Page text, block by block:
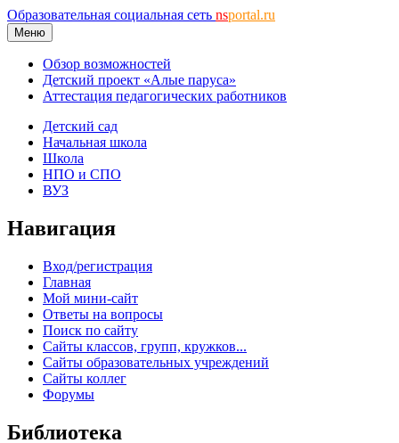
Образовательная социальная сеть nsportal.ru
Меню
Обзор возможностей
Детский проект «Алые паруса»
Аттестация педагогических работников
Детский сад
Начальная школа
Школа
НПО и СПО
ВУЗ
Навигация
Вход/регистрация
Главная
Мой мини-сайт
Ответы на вопросы
Поиск по сайту
Сайты классов, групп, кружков...
Сайты образовательных учреждений
Сайты коллег
Форумы
Библиотека